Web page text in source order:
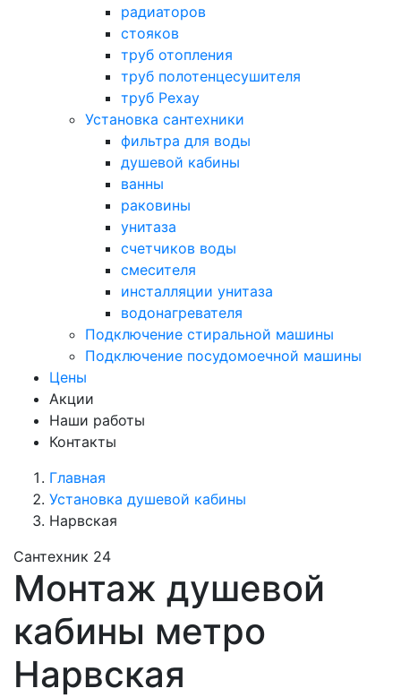
радиаторов
стояков
труб отопления
труб полотенцесушителя
труб Рехау
Установка сантехники
фильтра для воды
душевой кабины
ванны
раковины
унитаза
счетчиков воды
смесителя
инсталляции унитаза
водонагревателя
Подключение стиральной машины
Подключение посудомоечной машины
Цены
Акции
Наши работы
Контакты
Главная
Установка душевой кабины
Нарвская
Сантехник 24
Монтаж душевой
кабины метро
Нарвская